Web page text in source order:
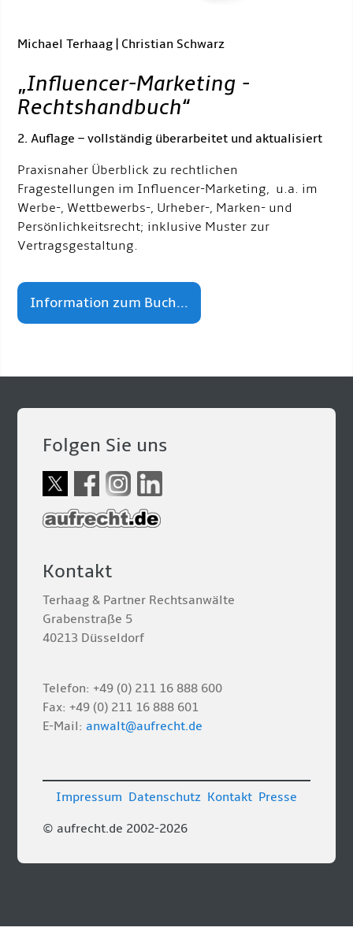
Michael Terhaag | Christian Schwarz
„Influencer-Marketing -
Rechtshandbuch“
2. Auflage – vollständig überarbeitet und aktualisiert
Praxisnaher Überblick zu rechtlichen
Fragestellungen im Influencer-Marketing, u.a. im
Werbe-, Wettbewerbs-, Urheber-, Marken- und
Persönlichkeitsrecht; inklusive Muster zur
Vertragsgestaltung.
Information zum Buch...
Folgen Sie uns
Kontakt
Terhaag & Partner Rechtsanwälte
Grabenstraße 5
40213 Düsseldorf
Telefon: +49 (0) 211 16 888 600
Fax: +49 (0) 211 16 888 601
E-Mail:anwalt@aufrecht.de
© aufrecht.de 2002-2026
Impressum Datenschutz Kontakt Presse